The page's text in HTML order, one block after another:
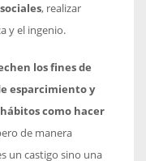
, realizar
y el ingenio.
los fines de
esparcimiento y
como hacer
de manera
un castigo sino una